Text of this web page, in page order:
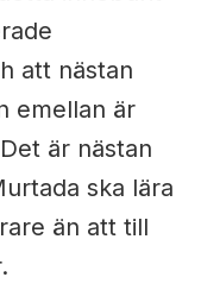
att nästan
emellan är
är nästan
ska lära
än att till